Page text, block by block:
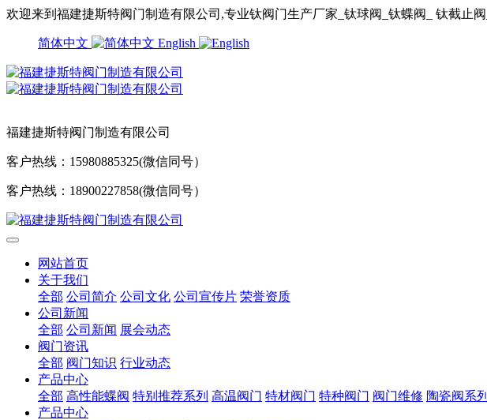
欢迎来到福建捷斯特阀门制造有限公司,专业钛阀门生产厂家_钛球阀_钛蝶阀_ 钛截止
简体中文 English
福建捷斯特阀门制造有限公司
客户热线：15980885325(微信同号）
客户热线：18900227858(微信同号）
网站首页
关于我们
全部 公司简介 公司文化 公司宣传片 荣誉资质
公司新闻
全部 公司新闻 展会动态
阀门资讯
全部 阀门知识 行业动态
产品中心
全部 高性能蝶阀 特别推荐系列 高温阀门 特材阀门 特种阀门 阀门维修 陶瓷阀系列
产品中心